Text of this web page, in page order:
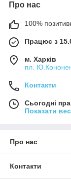
Про нас
100%
Працює з
м. Харків
пл.
Контакти
Сьогодні
Показати
Про нас
Контакти